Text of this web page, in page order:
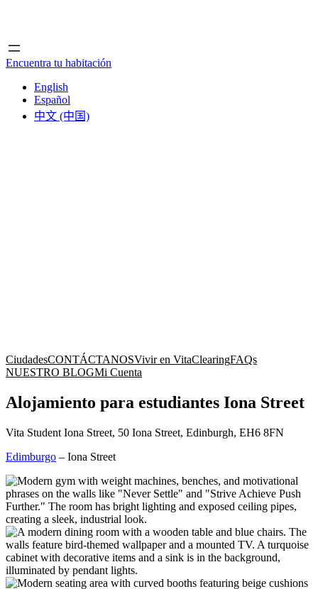
Encuentra tu habitación
English
Español
中文 (中国)
CiudadesCONTÁCTANOSVivir en VitaClearingFAQs
NUESTRO BLOGMi Cuenta
Alojamiento para estudiantes Iona Street
Vita Student Iona Street, 50 Iona Street, Edinburgh, EH6 8FN
Edimburgo – Iona Street